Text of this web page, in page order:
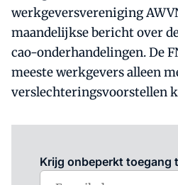
werkgeversvereniging
maandelijkse bericht over
cao-onderhandelingen. De
meeste werkgevers alleen
verslechteringsvoorstellen
Krijg onbeperkt toegang